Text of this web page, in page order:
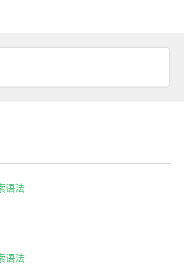
语法
语法